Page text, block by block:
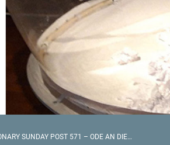
EVA MUELLERS VISIONARY SUNDAY POST 571 – ODE AN DIE FREUDE